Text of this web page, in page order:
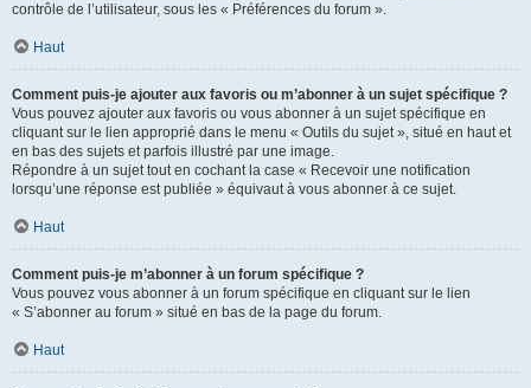
contrôle de l’utilisateur, sous les « Préférences du forum ».
Haut
Comment puis-je ajouter aux favoris ou m’abonner à un sujet spécifique ?
Vous pouvez ajouter aux favoris ou vous abonner à un sujet spécifique en
cliquant sur le lien approprié dans le menu « Outils du sujet », situé en haut et
en bas des sujets et parfois illustré par une image.
Répondre à un sujet tout en cochant la case « Recevoir une notification
lorsqu’une réponse est publiée » équivaut à vous abonner à ce sujet.
Haut
Comment puis-je m’abonner à un forum spécifique ?
Vous pouvez vous abonner à un forum spécifique en cliquant sur le lien
« S’abonner au forum » situé en bas de la page du forum.
Haut